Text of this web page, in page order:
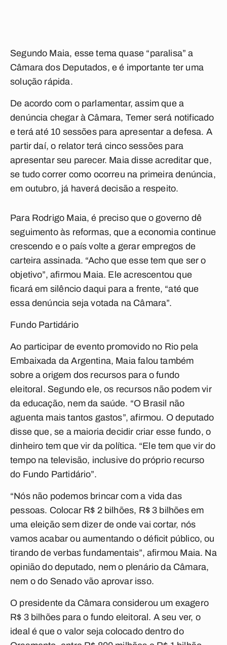
Segundo Maia, esse tema quase “paralisa” a
Câmara dos Deputados, e é importante ter uma
solução rápida.
De acordo com o parlamentar, assim que a
denúncia chegar à Câmara, Temer será notificado
e terá até 10 sessões para apresentar a defesa. A
partir daí, o relator terá cinco sessões para
apresentar seu parecer. Maia disse acreditar que,
se tudo correr como ocorreu na primeira denúncia,
em outubro, já haverá decisão a respeito.
Para Rodrigo Maia, é preciso que o governo dê
seguimento às reformas, que a economia continue
crescendo e o país volte a gerar empregos de
carteira assinada. “Acho que esse tem que ser o
objetivo”, afirmou Maia. Ele acrescentou que
ficará em silêncio daqui para a frente, “até que
essa denúncia seja votada na Câmara”.
Fundo Partidário
Ao participar de evento promovido no Rio pela
Embaixada da Argentina, Maia falou também
sobre a origem dos recursos para o fundo
eleitoral. Segundo ele, os recursos não podem vir
da educação, nem da saúde. “O Brasil não
aguenta mais tantos gastos”, afirmou. O deputado
disse que, se a maioria decidir criar esse fundo, o
dinheiro tem que vir da política. “Ele tem que vir do
tempo na televisão, inclusive do próprio recurso
do Fundo Partidário”.
“Nós não podemos brincar com a vida das
pessoas. Colocar R$ 2 bilhões, R$ 3 bilhões em
uma eleição sem dizer de onde vai cortar, nós
vamos acabar ou aumentando o déficit público, ou
tirando de verbas fundamentais”, afirmou Maia. Na
opinião do deputado, nem o plenário da Câmara,
nem o do Senado vão aprovar isso.
O presidente da Câmara considerou um exagero
R$ 3 bilhões para o fundo eleitoral. A seu ver, o
ideal é que o valor seja colocado dentro do